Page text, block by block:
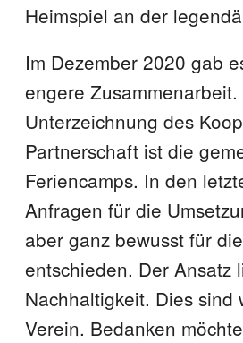
Heimspiel an der
Im Dezember 2020 gab
engere
Unterzeichnung des
Partnerschaft ist die
Feriencamps. In den
Anfragen für die
aber ganz bewusst für
entschieden. Der Ansatz
Nachhaltigkeit. Dies
Verein. Bedanken